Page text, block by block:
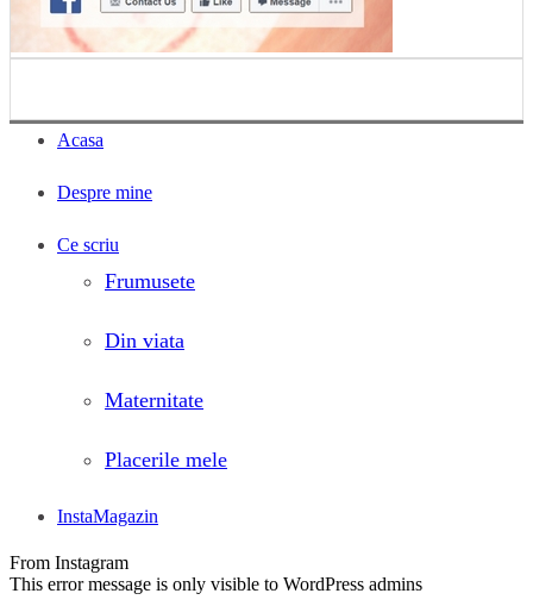
Acasa
Despre mine
Ce scriu
Frumusete
Din viata
Maternitate
Placerile mele
InstaMagazin
From Instagram
This error message is only visible to WordPress admins